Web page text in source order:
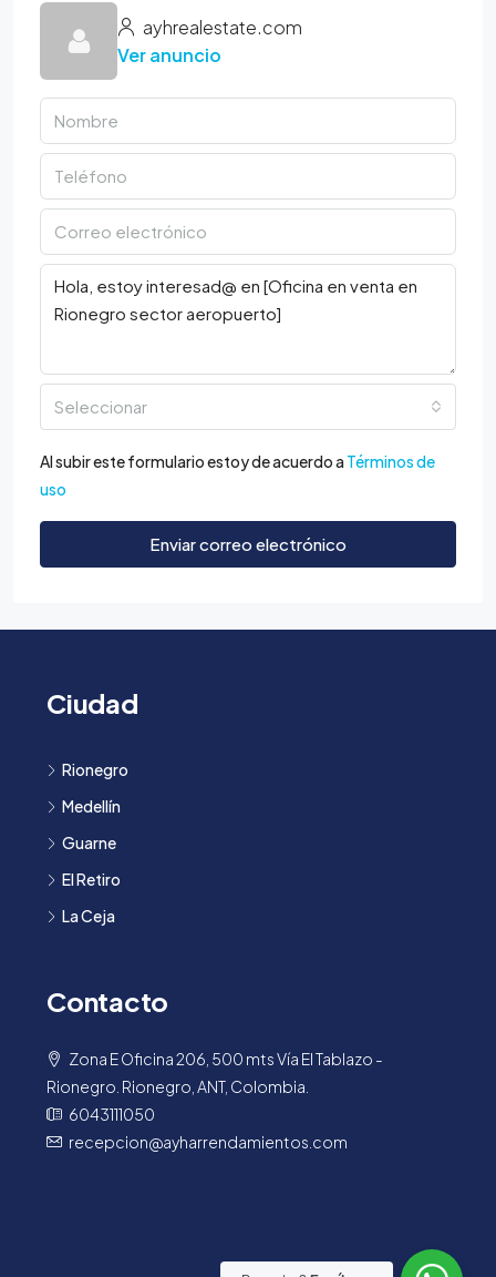
ayhrealestate.com
Ver anuncio
Seleccionar
Al subir este formulario estoy de acuerdo a Términos de
uso
Enviar correo electrónico
Ciudad
Rionegro
Medellín
Guarne
El Retiro
La Ceja
Contacto
Zona E Oficina 206, 500 mts Vía El Tablazo -
Rionegro. Rionegro, ANT, Colombia.
6043111050
recepcion@ayharrendamientos.com